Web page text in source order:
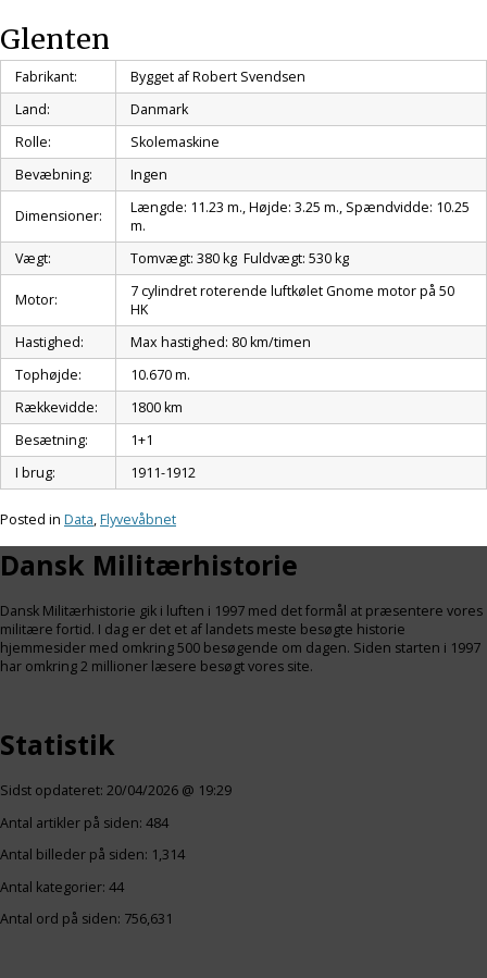
Glenten
Fabrikant:
Bygget af Robert Svendsen
Land:
Danmark
Rolle:
Skolemaskine
Bevæbning:
Ingen
Dimensioner:
Længde: 11.23 m., Højde: 3.25 m., Spændvidde: 10.25
m.
Vægt:
Tomvægt: 380 kg Fuldvægt: 530 kg
Motor:
7 cylindret roterende luftkølet Gnome motor på 50
HK
Hastighed:
Max hastighed: 80 km/timen
Tophøjde:
10.670 m.
Rækkevidde:
1800 km
Besætning:
1+1
I brug:
1911-1912
Posted in Data,Flyvevåbnet
Dansk Militærhistorie
Dansk Militærhistorie gik i luften i 1997 med det formål at præsentere vores
militære fortid. I dag er det et af landets meste besøgte historie
hjemmesider med omkring 500 besøgende om dagen. Siden starten i 1997
har omkring 2 millioner læsere besøgt vores site.
Statistik
Sidst opdateret: 20/04/2026 @ 19:29
Antal artikler på siden: 484
Antal billeder på siden: 1,314
Antal kategorier: 44
Antal ord på siden: 756,631